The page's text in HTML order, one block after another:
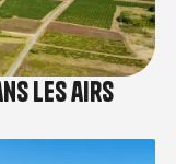
les airs